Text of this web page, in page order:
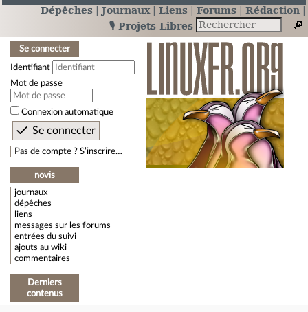
Dépêches Journaux Liens Forums
Rédaction
🎙️ Projets Libres
Se connecter
Identifiant
Mot de passe
Connexion automatique
Pas de compte ? S’inscrire…
novis
journaux
dépêches
liens
messages sur les forums
entrées du suivi
ajouts au wiki
commentaires
Derniers
contenus